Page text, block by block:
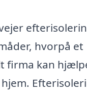
hvorpå et
firma kan